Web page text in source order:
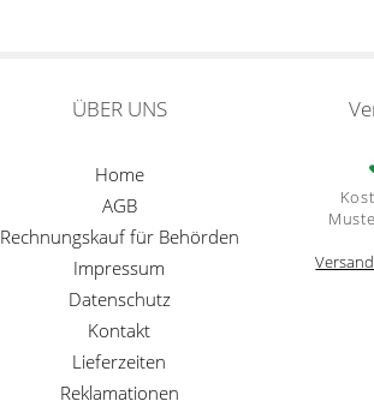
ÜBER UNS
Home
AGB
Rechnungskauf für Behörden
Impressum
Datenschutz
Kontakt
Lieferzeiten
Reklamationen